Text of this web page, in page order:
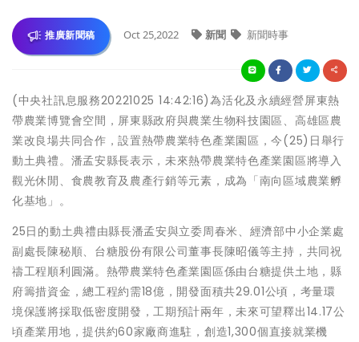
推廣新聞稿 Oct 25,2022 新聞 新聞時事
(中央社訊息服務20221025 14:42:16)為活化及永續經營屏東熱
帶農業博覽會空間，屏東縣政府與農業生物科技園區、高雄區農
業改良場共同合作，設置熱帶農業特色產業園區，今(25)日舉行
動土典禮。潘孟安縣長表示，未來熱帶農業特色產業園區將導入
觀光休閒、食農教育及農產行銷等元素，成為「南向區域農業孵
化基地」。
25日的動土典禮由縣長潘孟安與立委周春米、經濟部中小企業處
副處長陳秘順、台糖股份有限公司董事長陳昭儀等主持，共同祝
禱工程順利圓滿。熱帶農業特色產業園區係由台糖提供土地，縣
府籌措資金，總工程約需18億，開發面積共29.01公頃，考量環
境保護將採取低密度開發，工期預計兩年，未來可望釋出14.17公
頃產業用地，提供約60家廠商進駐，創造1,300個直接就業機